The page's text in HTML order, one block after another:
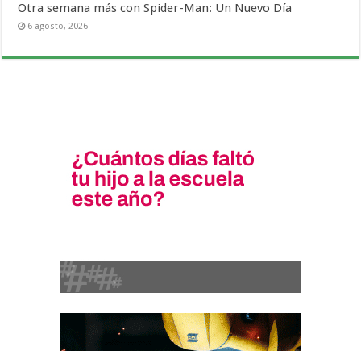
Otra semana más con Spider-Man: Un Nuevo Día
6 agosto, 2026